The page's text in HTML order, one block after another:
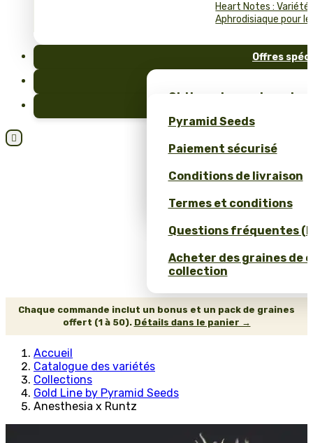
Heart Notes :
Aphrodisiaque pour le
Offres
Obtiens des graines de
Pyramid Seeds !
Obtenez 10 % de
Calculateur de Prix pour
Pyramid Seeds
Paiement sécurisé
Conditions de livraison
Termes et conditions
Questions fréquentes
Acheter des graines de
collection

Chaque commande inclut un bonus et un pack de graines
offert (1 à 50). Détails dans le panier →
Accueil
Catalogue des variétés
Collections
Gold Line by Pyramid Seeds
Anesthesia x Runtz